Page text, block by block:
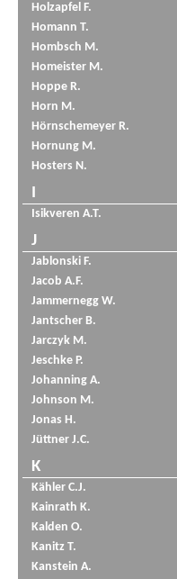
Holzapfel F.
Homann T.
Hombsch M.
Homeister M.
Hoppe R.
Horn M.
Hörnschemeyer R.
Hornung M.
Hosters N.
I
Isikveren A.T.
J
Jablonski F.
Jacob A.F.
Jammernegg W.
Jantscher B.
Jarczyk M.
Jeschke P.
Johanning A.
Johnson M.
Jonas H.
Jüttner J.C.
K
Kähler C.J.
Kainrath K.
Kalden O.
Kanitz T.
Kanstein A.